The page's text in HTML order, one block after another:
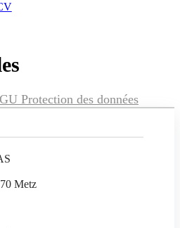
Protection des données
Metz